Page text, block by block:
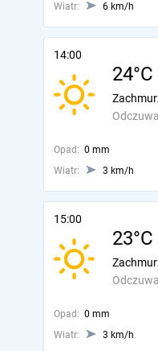
Wiatr:
6 km/h
14:00
24°C
Opad: 0 mm
Wiatr:
3 km/h
15:00
23°C
Opad: 0 mm
Wiatr:
3 km/h